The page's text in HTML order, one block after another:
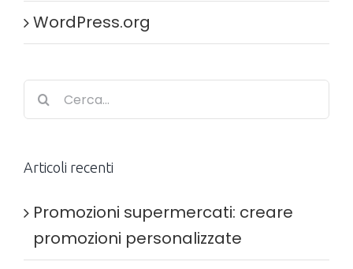
WordPress.org
Cerca
per:
Articoli recenti
Promozioni supermercati: creare
promozioni personalizzate